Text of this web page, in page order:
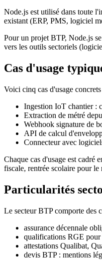
Node.js est utilisé dans toute
existant (ERP, PMS, logiciel
Pour un projet BTP, Node.js
vers les outils sectoriels
Cas d'usage
Voici cinq cas d'usage
Ingestion IoT chantier :
Extraction de métré
Webhook signature de
API de calcul
Connecteur avec
Chaque cas d'usage est cadré
fiscale, rentrée scolaire pour
Particularités
Le secteur BTP comporte des
assurance décennale
qualifications RGE
attestations Qualibat,
devis BTP : mentions